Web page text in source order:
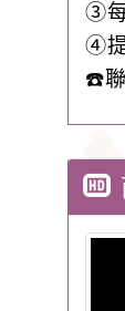
③
④
☎️